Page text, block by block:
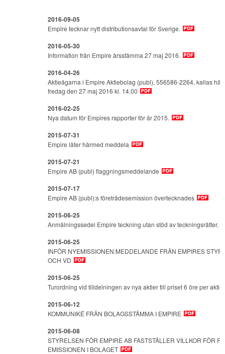
2016-09-05
Empire tecknar nytt distributionsavtal för Sverige.
2016-05-30
Information från Empire årsstämma 27 maj 2016.
2016-04-26
Aktieägarna i Empire Aktiebolag (publ), 556586-2264, kallas
fredag den 27 maj 2016 kl. 14.00
2016-02-25
Nya datum för Empires rapporter för år 2015.
2015-07-31
Empire låter härmed meddela
2015-07-21
Empire AB (publ) flaggningsmeddelande
2015-07-17
Empire AB (publ):s företrädesemission övertecknades
2015-06-25
Anmälningssedel Empire teckning utan stöd av teckningsrätter.
2015-06-25
INFÖR NYEMISSIONEN:MEDDELANDE FRÅN EMPIRES
OCH VD
2015-06-25
Turordning vid tilldelningen av nya aktier till priset 6 öre per aktie
2015-06-12
KOMMUNIKÉ FRÅN BOLAGSSTÄMMA I EMPIRE
2015-06-08
STYRELSEN FÖR EMPIRE AB FASTSTÄLLER VILLKOR FÖR
EMISSIONEN I BOLAGET